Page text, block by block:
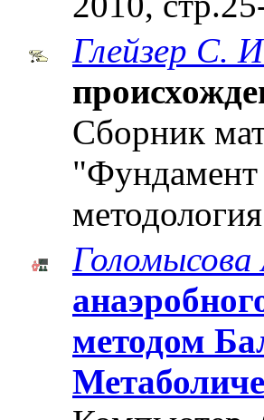
Глейзер С.
Сборник
"Фундамент
методом